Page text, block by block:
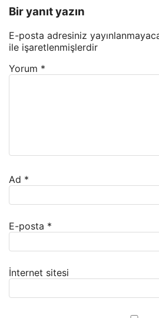
Bir yanıt yazın
E-posta adresiniz
ile işaretlenmişlerdir
Yorum *
Ad *
E-posta *
İnternet sitesi